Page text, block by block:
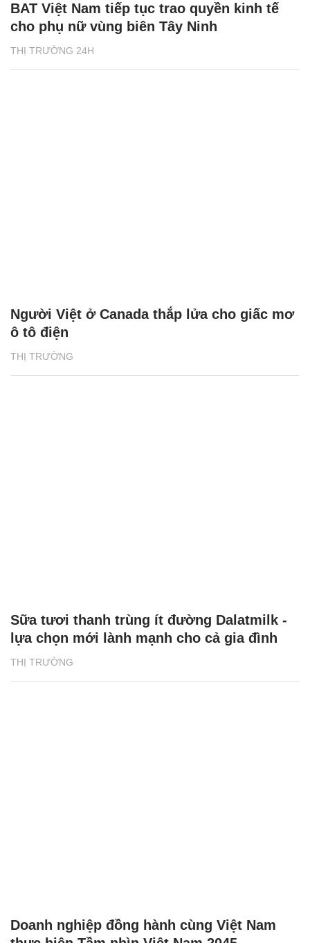
THỊ TRƯỜNG 24H
BAT Việt Nam tiếp tục trao quyền kinh tế
cho phụ nữ vùng biên Tây Ninh
THỊ TRƯỜNG
Người Việt ở Canada thắp lửa cho giấc mơ
ô tô điện
THỊ TRƯỜNG
Sữa tươi thanh trùng ít đường Dalatmilk -
lựa chọn mới lành mạnh cho cả gia đình
Doanh nghiệp đồng hành cùng Việt Nam